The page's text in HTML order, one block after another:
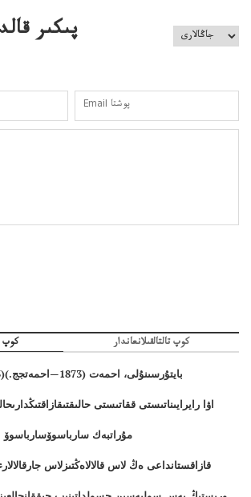
پىكىر
كوپ كوپ تالتالقىلانعاندار
بايتۇرسىنۇلى، احمەت (1873—احمەتجج.)(1873—1938جج)
اۋا رايرايىناتىستى ققاتىستى
مۇراتبەك
قازاقستانداعى ەڭ لاس قالالاەڭتىزلاس